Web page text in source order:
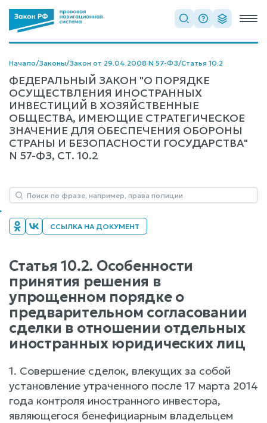
Начало/Законы/Закон от 29.04.2008 N 57-ФЗ/Статья 10.2
ФЕДЕРАЛЬНЫЙ ЗАКОН "О ПОРЯДКЕ
ОСУЩЕСТВЛЕНИЯ ИНОСТРАННЫХ
ИНВЕСТИЦИЙ В ХОЗЯЙСТВЕННЫЕ
ОБЩЕСТВА, ИМЕЮЩИЕ СТРАТЕГИЧЕСКОЕ
ЗНАЧЕНИЕ ДЛЯ ОБЕСПЕЧЕНИЯ ОБОРОНЫ
СТРАНЫ И БЕЗОПАСНОСТИ ГОСУДАРСТВА"
N 57-ФЗ, СТ. 10.2
ССЫЛКА НА ДОКУМЕНТ
Статья 10.2. Особенности
принятия решения в
упрощенном порядке о
предварительном согласовании
сделки в отношении отдельных
иностранных юридических лиц
1. Совершение сделок, влекущих за собой
установление утраченного после 17 марта 2014
года контроля иностранного инвестора,
являющегося бенефициарным владельцем